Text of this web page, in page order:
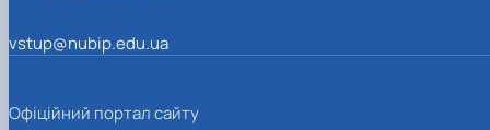
vstup@nubip.edu.ua
Офіційний портал сайту